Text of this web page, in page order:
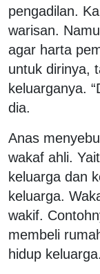
pengadilan.
warisan.
agar harta
untuk dirinya,
keluarganya.
dia.
Anas
wakaf ahli.
keluarga dan
keluarga.
wakif.
membeli
hidup keluarga.